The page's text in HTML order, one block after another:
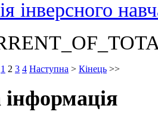
інверсного
1 2 3 4 Наступна > Кінець >>
інформація